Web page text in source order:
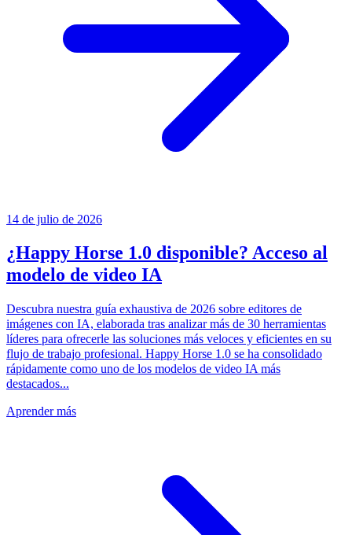
14 de julio de 2026
¿Happy Horse 1.0 disponible? Acceso al
modelo de video IA
Descubra nuestra guía exhaustiva de 2026 sobre editores de
imágenes con IA, elaborada tras analizar más de 30 herramientas
líderes para ofrecerle las soluciones más veloces y eficientes en su
flujo de trabajo profesional. Happy Horse 1.0 se ha consolidado
rápidamente como uno de los modelos de video IA más
destacados...
Aprender más